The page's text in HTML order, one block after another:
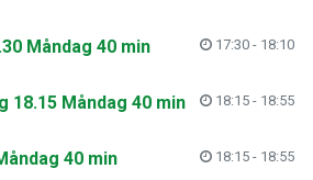
Måndag 40 min
17:30 - 18:10
18.15 Måndag 40 min
18:15 - 18:55
40 min
18:15 - 18:55